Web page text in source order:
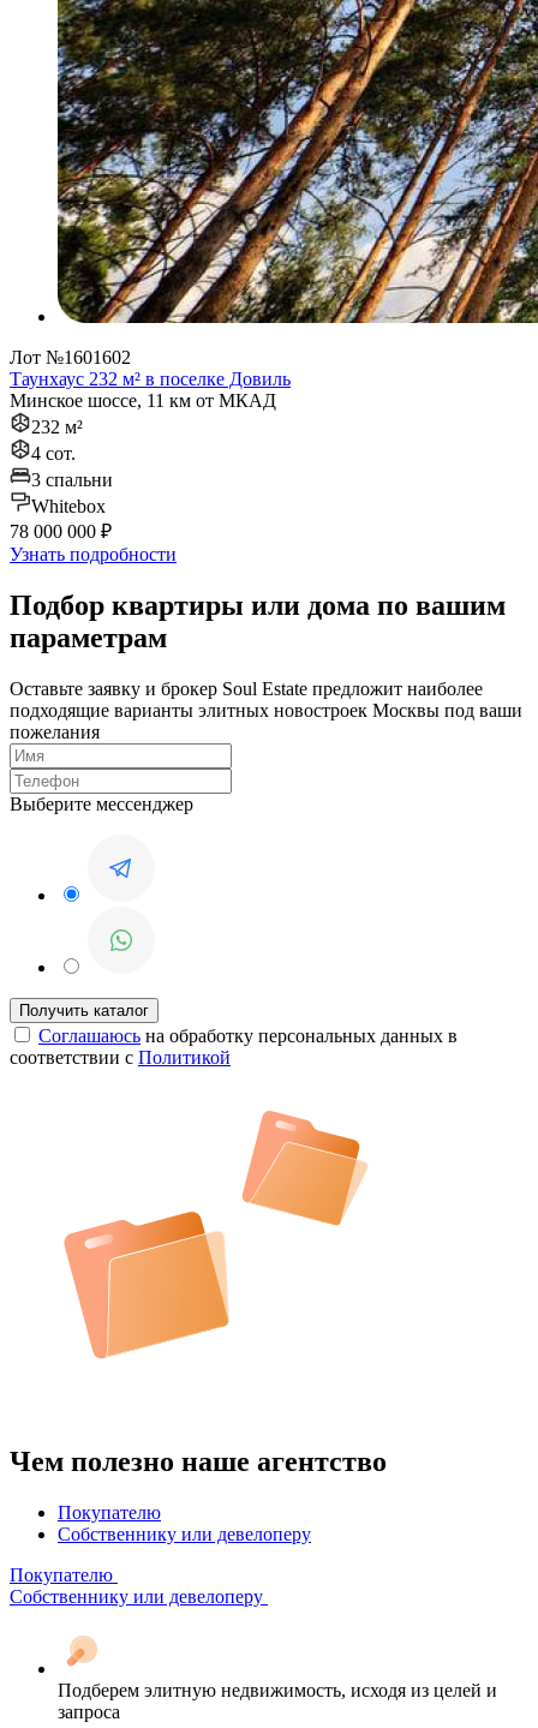
Лот №1601602
Таунхаус 232 м² в поселке Довиль
Минское шоссе, 11 км от МКАД
232 м²
4 сот.
3 спальни
Whitebox
78 000 000 ₽
Узнать подробности
Подбор квартиры или дома по вашим
параметрам
Оставьте заявку и брокер Soul Estate предложит наиболее
подходящие варианты элитных новостроек Москвы под ваши
пожелания
Выберите мессенджер
Соглашаюсь на обработку персональных данных в
соответствии с Политикой
Чем полезно наше агентство
Покупателю
Собственнику или девелоперу
Покупателю
Собственнику или девелоперу
Подберем элитную недвижимость, исходя из целей и
запроса